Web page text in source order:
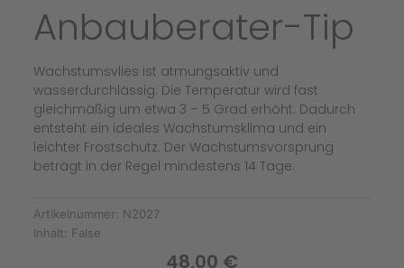
Anbauberater-Tip
Wachstumsvlies ist atmungsaktiv und
wasserdurchlässig. Die Temperatur wird fast
gleichmäßig um etwa 3 – 5 Grad erhöht. Dadurch
entsteht ein ideales Wachstumsklima und ein
leichter Frostschutz. Der Wachstumsvorsprung
beträgt in der Regel mindestens 14 Tage.
Artikelnummer: N2027
Inhalt: False
48,00 €